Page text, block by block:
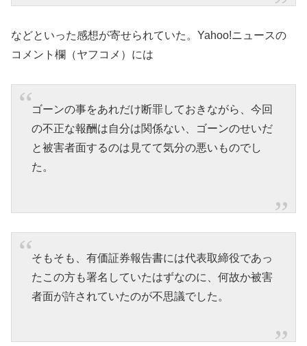
などといった感想が寄せられていた。Yahoo!ニュースの
コメント欄（ヤフコメ）には
ゴーンの事をあれだけ断罪しておきながら、今回
の不正な報酬は自分は関係ない、ゴーンのせいだ
と被害者面するのは見てて気分の悪いものでし
た。
そもそも、有価証券報告書には代表取締役であっ
たこの方も署名していたはずなのに、何故か被害
者面が許されていたのが不思議でした。